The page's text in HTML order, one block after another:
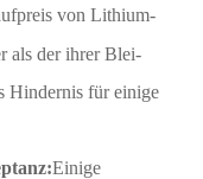
von Lithium-
als der ihrer Blei-
Hindernis für einige
Einige